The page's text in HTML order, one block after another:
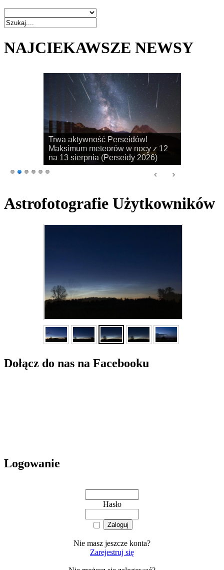
NAJCIEKAWSZE NEWSY
Rozpoczyna się sezon na
obserwacje obłoków srebrzystych!
Astrofotografie Użytkowników
Dołącz do nas na Facebooku
Logowanie
Hasło
Nie masz jeszcze konta?
Zarejestruj się